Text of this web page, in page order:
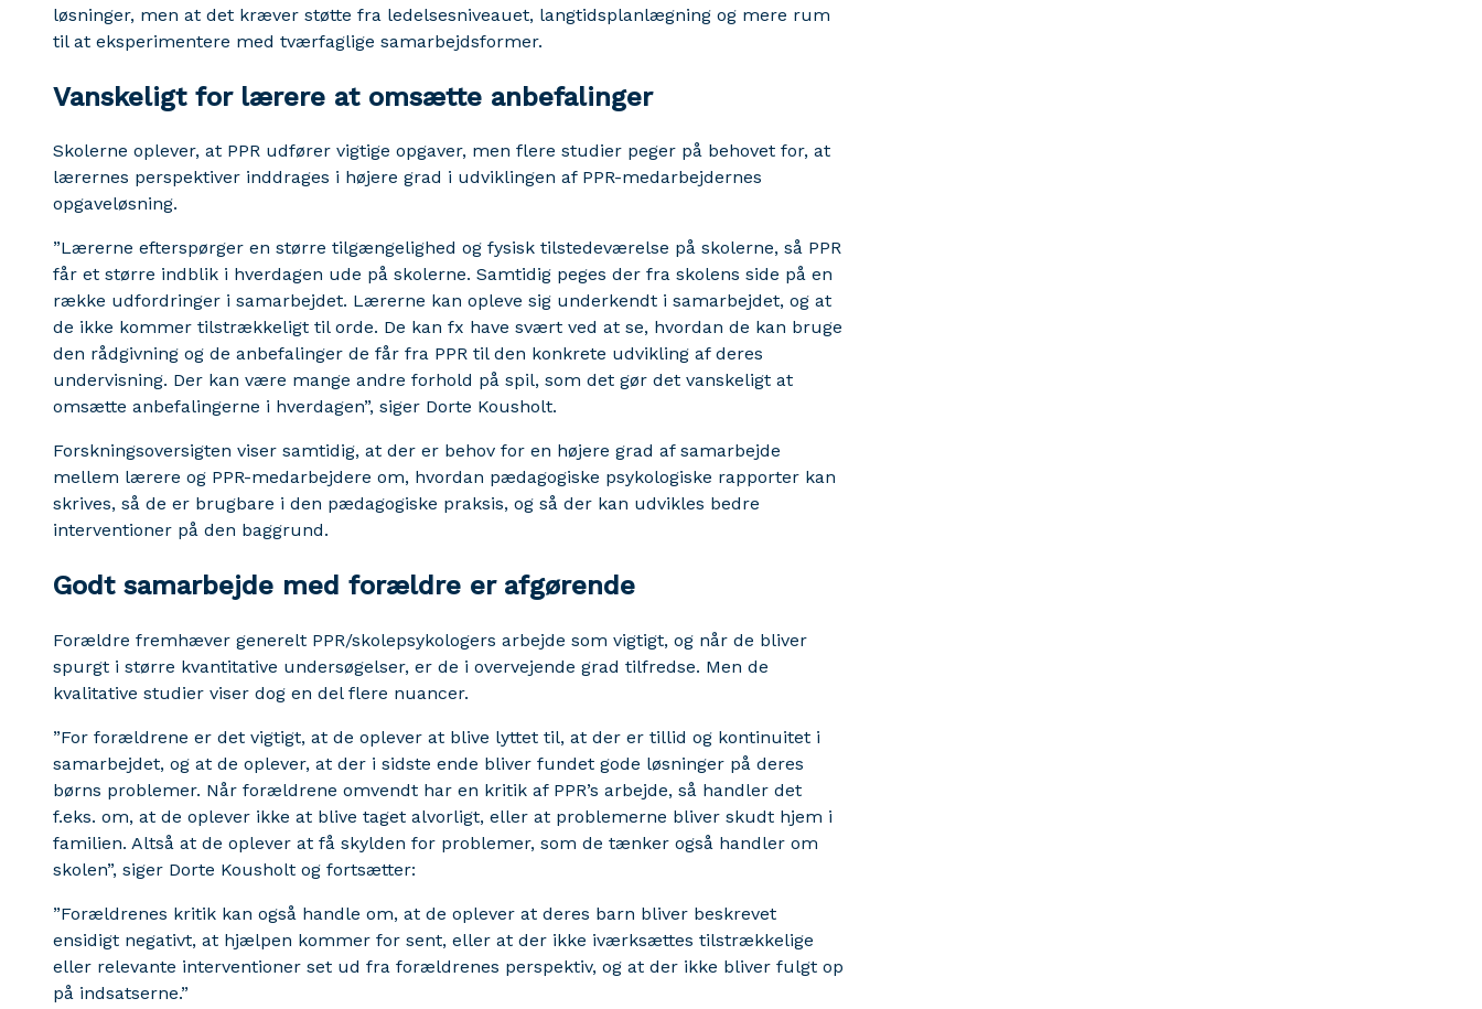
løsninger, men at det kræver støtte fra ledelsesniveauet, langtidsplanlægning og mere rum
til at eksperimentere med tværfaglige samarbejdsformer.
Vanskeligt for lærere at omsætte anbefalinger
Skolerne oplever, at PPR udfører vigtige opgaver, men flere studier peger på behovet for, at
lærernes perspektiver inddrages i højere grad i udviklingen af PPR-medarbejdernes
opgaveløsning.
”Lærerne efterspørger en større tilgængelighed og fysisk tilstedeværelse på skolerne, så PPR
får et større indblik i hverdagen ude på skolerne. Samtidig peges der fra skolens side på en
række udfordringer i samarbejdet. Lærerne kan opleve sig underkendt i samarbejdet, og at
de ikke kommer tilstrækkeligt til orde. De kan fx have svært ved at se, hvordan de kan bruge
den rådgivning og de anbefalinger de får fra PPR til den konkrete udvikling af deres
undervisning. Der kan være mange andre forhold på spil, som det gør det vanskeligt at
omsætte anbefalingerne i hverdagen”, siger Dorte Kousholt.
Forskningsoversigten viser samtidig, at der er behov for en højere grad af samarbejde
mellem lærere og PPR-medarbejdere om, hvordan pædagogiske psykologiske rapporter kan
skrives, så de er brugbare i den pædagogiske praksis, og så der kan udvikles bedre
interventioner på den baggrund.
Godt samarbejde med forældre er afgørende
Forældre fremhæver generelt PPR/skolepsykologers arbejde som vigtigt, og når de bliver
spurgt i større kvantitative undersøgelser, er de i overvejende grad tilfredse. Men de
kvalitative studier viser dog en del flere nuancer.
”For forældrene er det vigtigt, at de oplever at blive lyttet til, at der er tillid og kontinuitet i
samarbejdet, og at de oplever, at der i sidste ende bliver fundet gode løsninger på deres
børns problemer. Når forældrene omvendt har en kritik af PPR’s arbejde, så handler det
f.eks. om, at de oplever ikke at blive taget alvorligt, eller at problemerne bliver skudt hjem i
familien. Altså at de oplever at få skylden for problemer, som de tænker også handler om
skolen”, siger Dorte Kousholt og fortsætter:
”Forældrenes kritik kan også handle om, at de oplever at deres barn bliver beskrevet
ensidigt negativt, at hjælpen kommer for sent, eller at der ikke iværksættes tilstrækkelige
eller relevante interventioner set ud fra forældrenes perspektiv, og at der ikke bliver fulgt op
på indsatserne.”